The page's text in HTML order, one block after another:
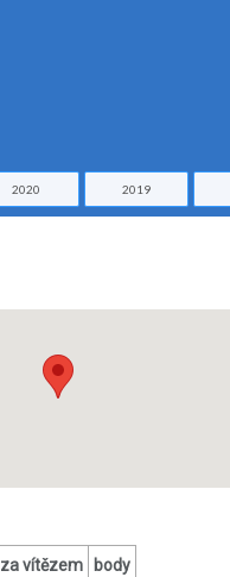
2020 2019
za vítězem
body